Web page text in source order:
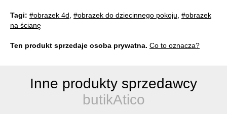
Tagi: #obrazek 4d, #obrazek do dziecinnego pokoju, #obrazek
na ścianę
Ten produkt sprzedaje osoba prywatna. Co to oznacza?
Inne produkty sprzedawcy
butikAtico